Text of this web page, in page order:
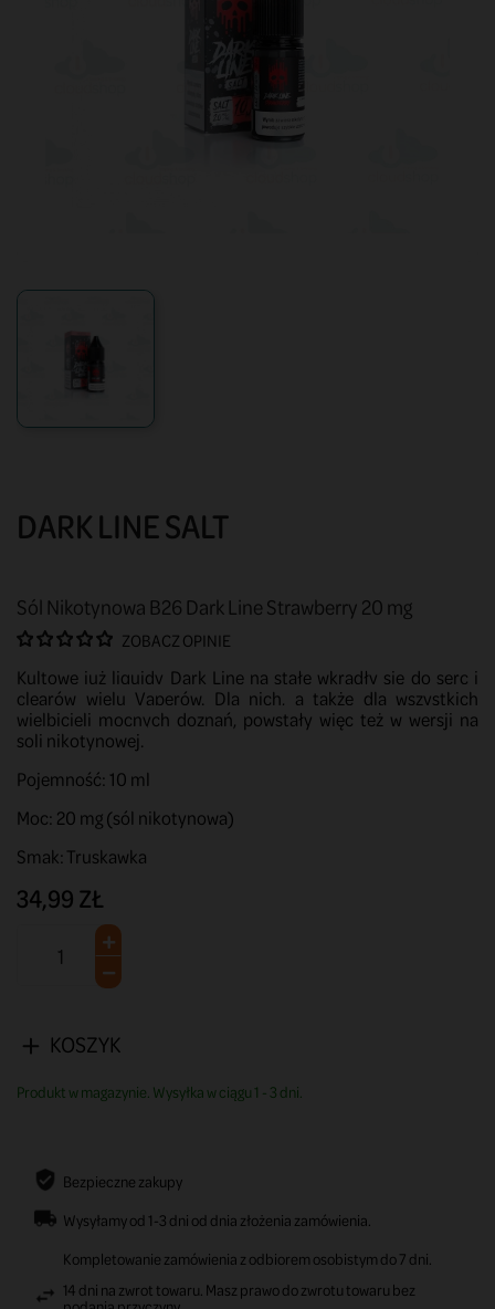
DARK LINE SALT
Sól Nikotynowa B26 Dark Line Strawberry 20 mg
ZOBACZ OPINIE
Kultowe już liquidy Dark Line na stałe wkradły się do serc i
clearów wielu Vaperów. Dla nich, a także dla wszystkich
wielbicieli mocnych doznań, powstały więc też w wersji na
soli nikotynowej.
Pojemność: 10 ml
Moc: 20 mg (sól nikotynowa)
Smak: Truskawka
34,99 ZŁ
KOSZYK
Produkt w magazynie. Wysyłka w ciągu 1 - 3 dni.
Bezpieczne zakupy
Wysyłamy od 1-3 dni od dnia złożenia zamówienia.
Kompletowanie zamówienia z odbiorem osobistym do 7 dni.
14 dni na zwrot towaru. Masz prawo do zwrotu towaru bez